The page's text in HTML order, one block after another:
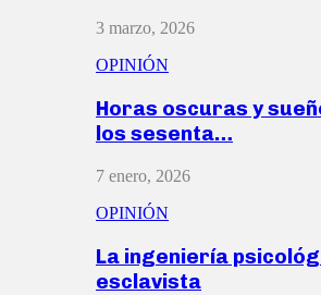
3 marzo, 2026
OPINIÓN
Horas oscuras y
los sesenta…
7 enero, 2026
OPINIÓN
La ingeniería
esclavista